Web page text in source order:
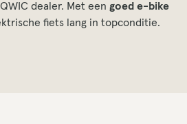
dealer. Met een goed e-bike
fiets lang in topconditie.